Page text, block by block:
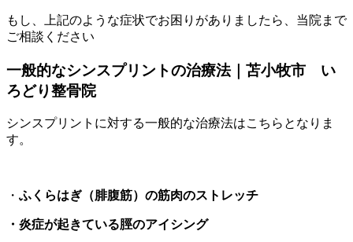
もし、上記のような症状でお困りがありましたら、当院まで
ご相談ください
一般的なシンスプリントの治療法｜苫小牧市 い
ろどり整骨院
シンスプリントに対する一般的な治療法はこちらとなりま
す。
・ ふくらはぎ（腓腹筋）の筋肉のストレッチ
・炎症が起きている脛のアイシング